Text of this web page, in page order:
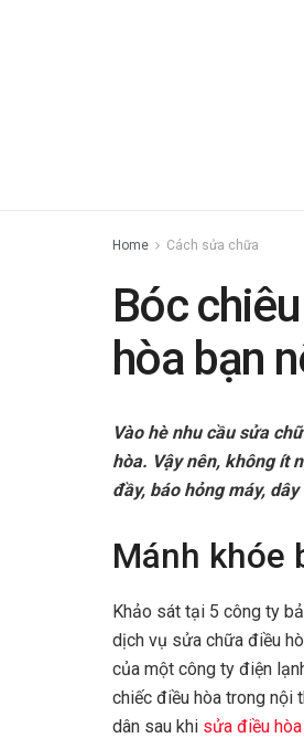
Home Cách sửa chữa
Bóc
hòa bạn
Vào hè nhu cầu sửa
hòa. Vậy nên, không ít
đầy, báo hỏng máy,
Mánh khóe
Khảo sát tại 5 công ty
dịch vụ sửa chữa điều
của một công ty điện
chiếc điều hòa trong nội
dân sau khi sửa điều hòa